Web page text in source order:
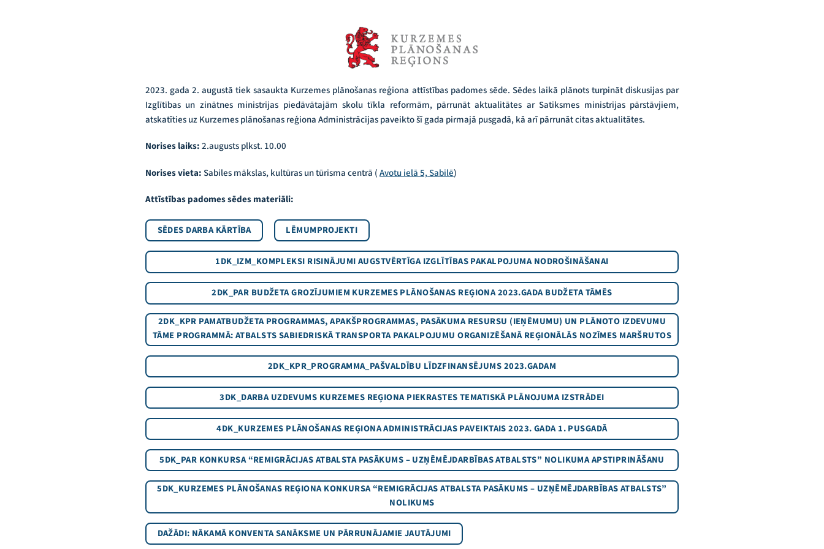
2023. gada 2. augustā tiek sasaukta Kurzemes plānošanas reģiona attīstības padomes sēde. Sēdes laikā plānots turpināt diskusijas par
Izglītības un zinātnes ministrijas piedāvātajām skolu tīkla reformām, pārrunāt aktualitātes ar Satiksmes ministrijas pārstāvjiem,
atskatīties uz Kurzemes plānošanas reģiona Administrācijas paveikto šī gada pirmajā pusgadā, kā arī pārrunāt citas aktualitātes.
Norises laiks:2.augusts plkst. 10.00
Norises vieta:Sabiles mākslas, kultūras un tūrisma centrā (Avotu ielā 5, Sabilē)
Attīstības padomes sēdes materiāli:
SĒDES DARBA KĀRTĪBA LĒMUMPROJEKTI
1DK_IZM_KOMPLEKSI RISINĀJUMI AUGSTVĒRTĪGA IZGLĪTĪBAS PAKALPOJUMA NODROŠINĀŠANAI
2DK_PAR BUDŽETA GROZĪJUMIEM KURZEMES PLĀNOŠANAS REĢIONA 2023.GADA BUDŽETA TĀMĒS
2DK_KPR PAMATBUDŽETA PROGRAMMAS, APAKŠPROGRAMMAS, PASĀKUMA RESURSU (IEŅĒMUMU) UN PLĀNOTO IZDEVUMU
TĀME PROGRAMMĀ: ATBALSTS SABIEDRISKĀ TRANSPORTA PAKALPOJUMU ORGANIZĒŠANĀ REĢIONĀLĀS NOZĪMES MARŠRUTOS
2DK_KPR_PROGRAMMA_PAŠVALDĪBU LĪDZFINANSĒJUMS 2023.GADAM
3DK_DARBA UZDEVUMS KURZEMES REĢIONA PIEKRASTES TEMATISKĀ PLĀNOJUMA IZSTRĀDEI
4DK_KURZEMES PLĀNOŠANAS REĢIONA ADMINISTRĀCIJAS PAVEIKTAIS 2023. GADA 1. PUSGADĀ
5DK_PAR KONKURSA “REMIGRĀCIJAS ATBALSTA PASĀKUMS – UZŅĒMĒJDARBĪBAS ATBALSTS” NOLIKUMA APSTIPRINĀŠANU
5DK_KURZEMES PLĀNOŠANAS REĢIONA KONKURSA “REMIGRĀCIJAS ATBALSTA PASĀKUMS – UZŅĒMĒJDARBĪBAS ATBALSTS”
NOLIKUMS
DAŽĀDI: NĀKAMĀ KONVENTA SANĀKSME UN PĀRRUNĀJAMIE JAUTĀJUMI